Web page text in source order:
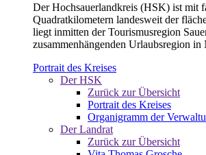
Der Hochsauerlandkreis (HSK) ist mit
Quadratkilometern landesweit der
liegt inmitten der Tourismusregion
zusammenhängenden Urlaubsregion
Portrait des Kreises
Der HSK
Zurück zur Übersicht
Portrait des Kreises
Organigramm der
Der Landrat
Zurück zur Übersicht